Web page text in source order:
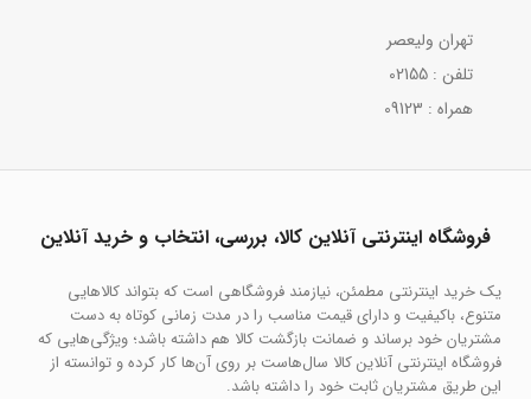
تهران ولیعصر
تلفن : 02155
همراه : 09123
فروشگاه اینترنتی آنلاین کالا، بررسی، انتخاب و خرید آنلاین
یک خرید اینترنتی مطمئن، نیازمند فروشگاهی است که بتواند کالاهایی
متنوع، باکیفیت و دارای قیمت مناسب را در مدت زمانی کوتاه به دست
مشتریان خود برساند و ضمانت بازگشت کالا هم داشته باشد؛ ویژگی‌هایی که
فروشگاه اینترنتی آنلاین کالا سال‌هاست بر روی آن‌ها کار کرده و توانسته از
این طریق مشتریان ثابت خود را داشته باشد.